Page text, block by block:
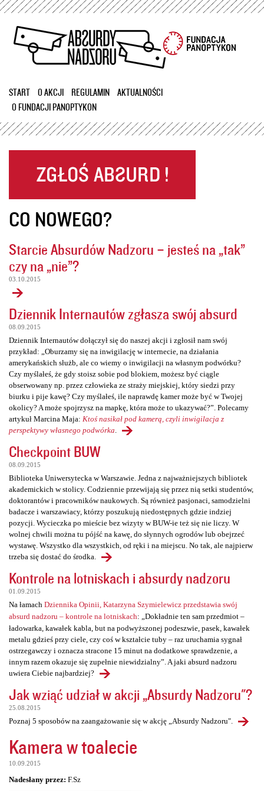
Przejdź
treści
START O AKCJI REGULAMIN
AKTUALNOŚCI
O FUNDACJI PANOPTYKON
CO NOWEGO?
Starcie Absurdów Nadzoru – jesteś na „tak”
czy na „nie”?
03.10.2015
Dziennik Internautów zgłasza swój absurd
08.09.2015
Dziennik Internautów dołączył się do naszej akcji i zgłosił nam swój
przykład: „Oburzamy się na inwigilację w internecie, na działania
amerykańskich służb, ale co wiemy o inwigilacji na własnym podwórku?
Czy myślałeś, że gdy stoisz sobie pod blokiem, możesz być ciągle
obserwowany np. przez człowieka ze straży miejskiej, który siedzi przy
biurku i pije kawę? Czy myślałeś, ile naprawdę kamer może być w Twojej
okolicy? A może spojrzysz na mapkę, która może to ukazywać?”. Polecamy
artykuł Marcina Maja: Ktoś nasikał pod kamerą, czyli inwigilacja z
perspektywy własnego podwórka
Checkpoint BUW
08.09.2015
Biblioteka Uniwersytecka w Warszawie. Jedna z najważniejszych bibliotek
akademickich w stolicy. Codziennie przewijają się przez nią setki studentów,
doktorantów i pracowników naukowych. Są również pasjonaci, samodzielni
badacze i warszawiacy, którzy poszukują niedostępnych gdzie indziej
pozycji. Wycieczka po mieście bez wizyty w BUW-ie też się nie liczy. W
wolnej chwili można tu pójść na kawę, do słynnych ogrodów lub obejrzeć
wystawę. Wszystko dla wszystkich, od ręki i na miejscu. No tak, ale najpierw
trzeba się dostać do środka.
Kontrole na lotniskach i absurdy nadzoru
01.09.2015
Na łamach Dziennika Opinii, Katarzyna Szymielewicz przedstawia swój
absurd nadzoru – kontrole na lotniskach: „Dokładnie ten sam przedmiot –
ładowarka, kawałek kabla, but na podwyższonej podeszwie, pasek, kawałek
metalu gdzieś przy ciele, czy coś w kształcie tuby – raz uruchamia sygnał
ostrzegawczy i oznacza stracone 15 minut na dodatkowe sprawdzenie, a
innym razem okazuje się zupełnie niewidzialny”. A jaki absurd nadzoru
uwiera Ciebie najbardziej?
Jak wziąć udział w akcji „Absurdy Nadzoru"?
25.08.2015
Poznaj 5 sposobów na zaangażowanie się w akcję „Absurdy Nadzoru".
Kamera w toalecie
10.09.2015
Nadesłany przez: F.Sz